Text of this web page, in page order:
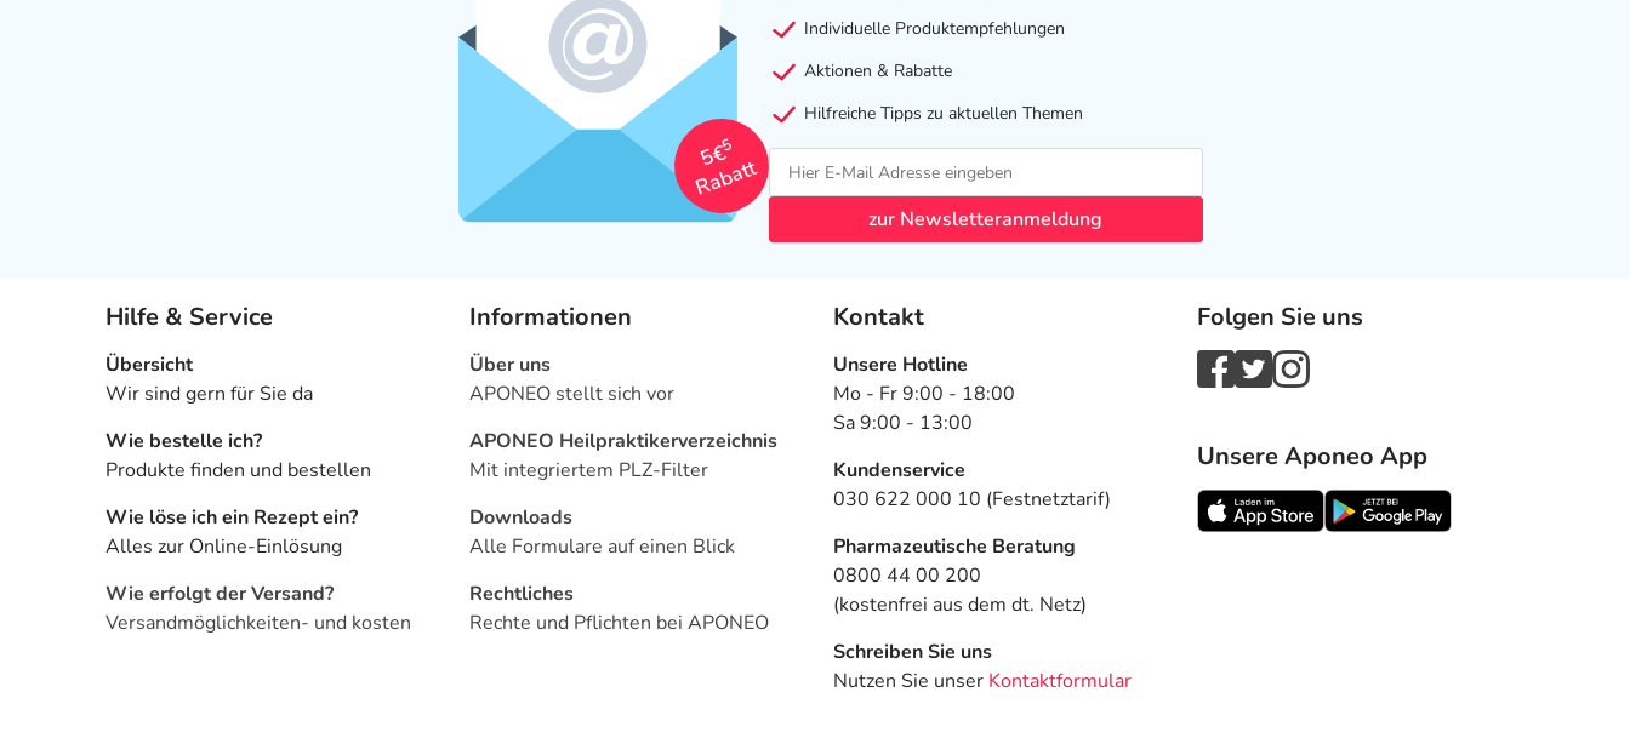
5€
5
Rabatt
Individuelle Produktempfehlungen
Aktionen & Rabatte
Hilfreiche Tipps zu aktuellen Themen
zur Newsletteranmeldung
Hilfe & Service
Übersicht
Wir sind gern für Sie da
Wie bestelle ich?
Produkte finden und bestellen
Wie löse ich ein Rezept ein?
Alles zur Online-Einlösung
Wie erfolgt der Versand?
Versandmöglichkeiten- und kosten
Informationen
Über uns
APONEO stellt sich vor
APONEO Heilpraktikerverzeichnis
Mit integriertem PLZ-Filter
Downloads
Alle Formulare auf einen Blick
Rechtliches
Rechte und Pflichten bei APONEO
Kontakt
Unsere Hotline
Mo - Fr 9:00 - 18:00
Sa 9:00 - 13:00
Kundenservice
030 622 000 10 (Festnetztarif)
Pharmazeutische Beratung
0800 44 00 200
(kostenfrei aus dem dt. Netz)
Schreiben Sie uns
Nutzen Sie unser Kontaktformular
Folgen Sie uns
Unsere Aponeo App